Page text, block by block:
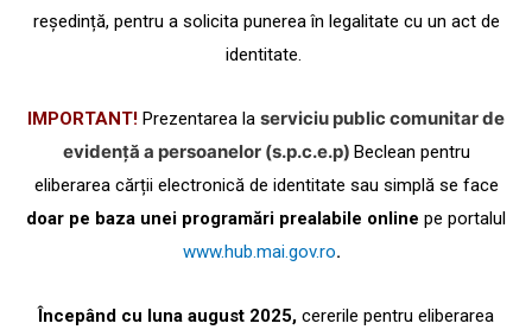
reședință, pentru a solicita punerea în legalitate cu un act de
identitate.
IMPORTANT! Prezentarea la serviciu public comunitar de
evidență a persoanelor (s.p.c.e.p) Beclean pentru
eliberarea cărții electronică de identitate sau simplă se face
doar pe baza unei programări prealabile online pe portalul
www.hub.mai.gov.ro.
Începând cu luna august 2025, cererile pentru eliberarea